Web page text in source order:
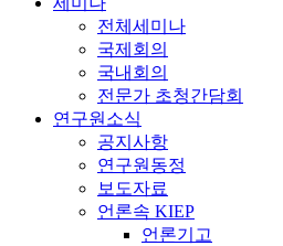
전체세미나
국제회의
국내회의
전문가 초청간담회
연구원소식
공지사항
연구원동정
보도자료
언론속 KIEP
언론기고